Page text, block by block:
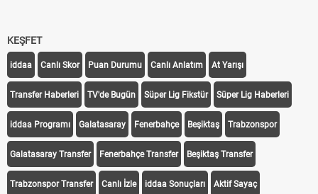
KEŞFET
iddaa Canlı Skor Puan Durumu Canlı Anlatım At Yarışı
Transfer Haberleri TV'de Bugün Süper Lig Fikstür Süper Lig Haberleri
iddaa Programı Galatasaray Fenerbahçe Beşiktaş Trabzonspor
Galatasaray Transfer Fenerbahçe Transfer Beşiktaş Transfer
Trabzonspor Transfer Canlı İzle iddaa Sonuçları Aktif Sayaç